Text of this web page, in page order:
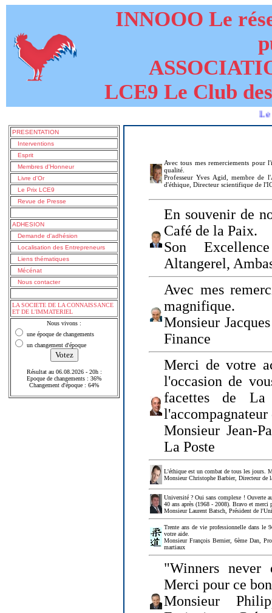
INNOOO Le
LCE9 Le Club
Le livre de
PRESENTATION
Interventions
Esprit
Membres d'Honneur
Livre d'Or
Le Prix LCE9
Revue de Presse
ADHESION
Demande d'adhésion
Localisation des Entrepreneurs
Liens thématiques
Mécénat
Nous contacter
LA SOCIETE DE LA CONNAISSANCE
ET DE L'IMMATERIEL
Nous vivons :
une époque de changements
un changement d'époque
Résultat au 06.08.2026 - 20h :
Epoque de changements : 36%
Changement d'époque : 64%
Avec tous mes remerciements pour
qualité.
Professeur Yves Agid, membre de
d'éthique, Directeur scientifique de
En souvenir de
Café de la Paix.
Son
Altangerel,
Avec mes
magnifique.
Monsieur
Finance
Merci de votre
l'occasion de
facettes de
Monsieur Jean-
La Poste
L'éthique est un combat de tous les jours.
Monsieur Christophe Barbier, Directeur de
Université ? Oui sans complexe ! Ouverte
40 ans après (1968 - 2008). Bravo et merci
Monsieur Laurent Batsch, Président de
Trente ans de vie professionnelle dans le
votre aide.
Monsieur François Bernier, 6ème Dan,
martiaux
"Winners
Merci pour ce
Monsieur